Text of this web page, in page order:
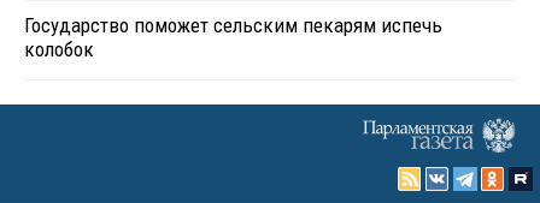
Государство поможет сельским пекарям испечь
колобок